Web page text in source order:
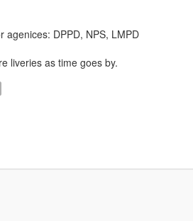
agenices: DPPD, NPS, LMPD
liveries as time goes by.